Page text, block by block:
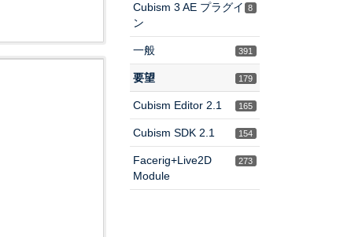
8
Cubism 3 AE プラグイ
ン
391
一般
179
要望
165
Cubism Editor 2.1
154
Cubism SDK 2.1
273
Facerig+Live2D
Module